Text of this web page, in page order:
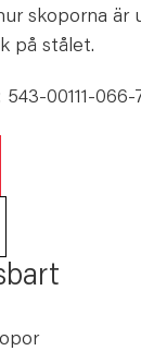
skoporna är
på stålet.
543-00111-066-